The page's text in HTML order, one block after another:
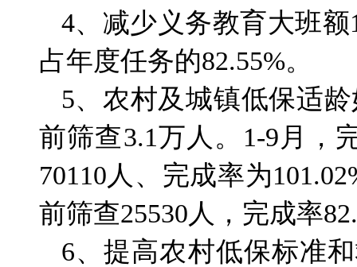
4、减少义务教育大班
占年度任务的82.55%。
5、农村及城镇低保适
前筛查3.1万人。1-9月，
70110人、完成率为
前筛查25530人，完成率
6、提高农村低保标准